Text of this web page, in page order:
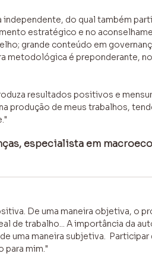
do qual também
estratégico e no
grande conteúdo em
metodológica é preponderante,
resultados positivos e
produção de meus trabalhos,
especialista em
De uma maneira objetiva, o
de trabalho... A importância da
uma maneira subjetiva. Participar
para mim."